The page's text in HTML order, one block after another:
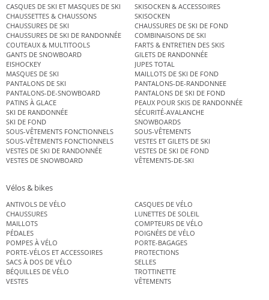
CASQUES DE SKI ET MASQUES DE SKI
SKISOCKEN & ACCESSOIRES
CHAUSSETTES & CHAUSSONS
SKISOCKEN
CHAUSSURES DE SKI
CHAUSSURES DE SKI DE FOND
CHAUSSURES DE SKI DE RANDONNÉE
COMBINAISONS DE SKI
COUTEAUX & MULTITOOLS
FARTS & ENTRETIEN DES SKIS
GANTS DE SNOWBOARD
GILETS DE RANDONNÉE
EISHOCKEY
JUPES TOTAL
MASQUES DE SKI
MAILLOTS DE SKI DE FOND
PANTALONS DE SKI
PANTALONS-DE-RANDONNEE
PANTALONS-DE-SNOWBOARD
PANTALONS DE SKI DE FOND
PATINS À GLACE
PEAUX POUR SKIS DE RANDONNÉE
SKI DE RANDONNÉE
SÉCURITÉ-AVALANCHE
SKI DE FOND
SNOWBOARDS
SOUS-VÊTEMENTS FONCTIONNELS
SOUS-VÊTEMENTS
SOUS-VÊTEMENTS FONCTIONNELS
VESTES ET GILETS DE SKI
VESTES DE SKI DE RANDONNÉE
VESTES DE SKI DE FOND
VESTES DE SNOWBOARD
VÊTEMENTS-DE-SKI
Vélos & bikes
ANTIVOLS DE VÉLO
CASQUES DE VÉLO
CHAUSSURES
LUNETTES DE SOLEIL
MAILLOTS
COMPTEURS DE VÉLO
PÉDALES
POIGNÉES DE VÉLO
POMPES À VÉLO
PORTE-BAGAGES
PORTE-VÉLOS ET ACCESSOIRES
PROTECTIONS
SACS À DOS DE VÉLO
SELLES
BÉQUILLES DE VÉLO
TROTTINETTE
VESTES
VÊTEMENTS